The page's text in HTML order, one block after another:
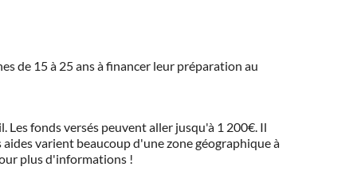
de 15 à 25 ans à financer leur préparation au
fonds versés peuvent aller jusqu'à 1 200€. Il
varient beaucoup d'une zone géographique à
plus d'informations !